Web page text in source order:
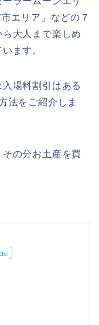
エリア」などの７
大人まで楽しめ
ます。
場料割引はある
法をご紹介しま
の分お土産を買
]